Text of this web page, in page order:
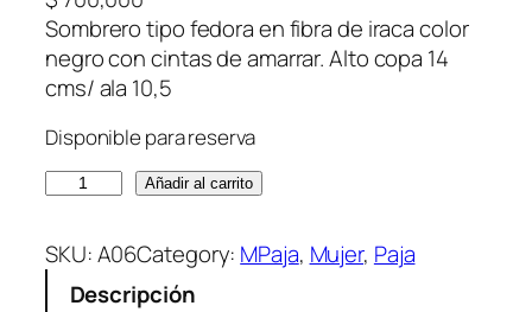
Sombrero tipo fedora en fibra de iraca color
negro con cintas de amarrar. Alto copa 14
cms/ ala 10,5
Disponible para reserva
R
K
Añadir al carrito
SKU:A06Category: MPaja, Mujer, Paja
Descripción